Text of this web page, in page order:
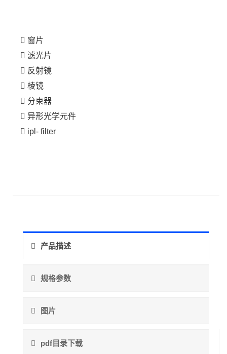
窗片
滤光片
反射镜
棱镜
分束器
异形光学元件
ipl- filter
产品描述
规格参数
图片
pdf目录下载